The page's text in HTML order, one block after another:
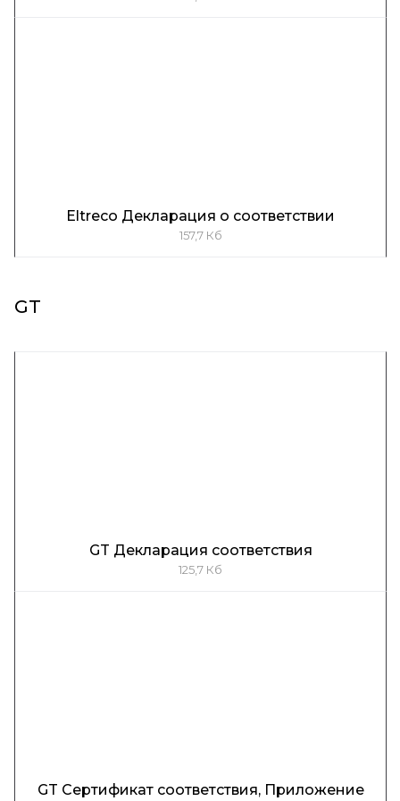
Eltreco Декларация о соответствии
157,7 Кб
GT
GT Декларация соответствия
125,7 Кб
GT Сертификат соответствия, Приложение